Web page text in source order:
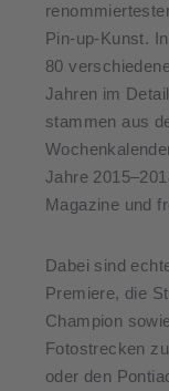
Pin-up-Kunst.
80
Jahren im
stammen aus
Jahre
Magazine und
Dabei sind
Premiere, die
Champion
Fotostrecken
oder den